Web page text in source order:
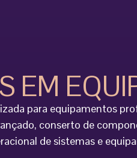
EM
para equipamentos
conserto de
de sistemas e